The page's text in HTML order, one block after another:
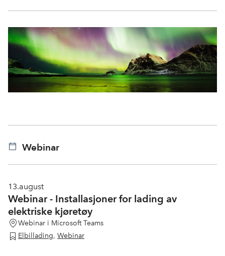
Webinar
13.august
Webinar - Installasjoner for lading av
elektriske kjøretøy
Webinar i Microsoft Teams
Elbillading, Webinar